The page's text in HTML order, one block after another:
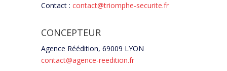
Contact : contact@triomphe-securite.fr
CONCEPTEUR
Agence Réédition, 69009 LYON
contact@agence-reedition.fr